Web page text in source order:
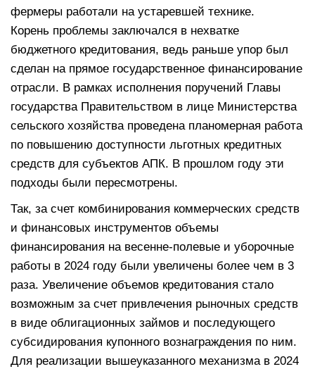
фермеры работали на устаревшей технике.
Корень проблемы заключался в нехватке
бюджетного кредитования, ведь раньше упор был
сделан на прямое государственное финансирование
отрасли. В рамках исполнения поручений Главы
государства Правительством в лице Министерства
сельского хозяйства проведена планомерная работа
по повышению доступности льготных кредитных
средств для субъектов АПК. В прошлом году эти
подходы были пересмотрены.
Так, за счет комбинирования коммерческих средств
и финансовых инструментов объемы
финансирования на весенне-полевые и уборочные
работы в 2024 году были увеличены более чем в 3
раза. Увеличение объемов кредитования стало
возможным за счет привлечения рыночных средств
в виде облигационных займов и последующего
субсидирования купонного вознаграждения по ним.
Для реализации вышеуказанного механизма в 2024